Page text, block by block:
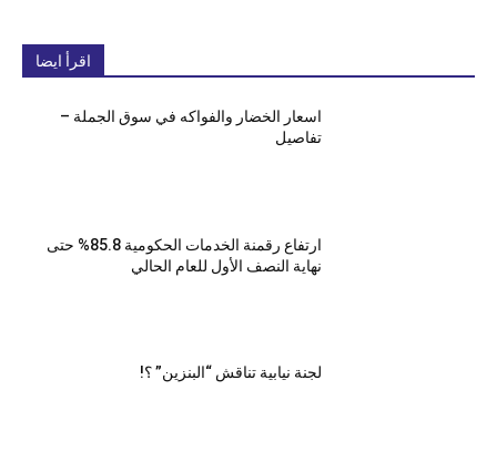
اقرأ ايضا
اسعار الخضار والفواكه في سوق الجملة –
تفاصيل
ارتفاع رقمنة الخدمات الحكومية 85.8% حتى
نهاية النصف الأول للعام الحالي
لجنة نيابية تناقش “البنزين” ؟!